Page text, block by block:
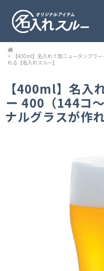
>
【400ml】名入れＴ型ニュータンブラ
れる【名入れスルー】
【400ml】名入
ー 400（144コ
ナルグラスが作